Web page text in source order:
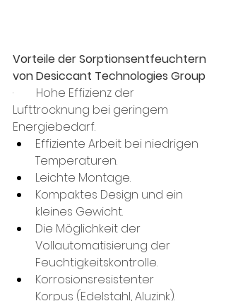
Vorteile der Sorptionsentfeuchtern
von Desiccant Technologies Group
·        Hohe Effizienz der
Lufttrocknung bei geringem
Energiebedarf.
Effiziente Arbeit bei niedrigen
Temperaturen.
Leichte Montage.
Kompaktes Design und ein
kleines Gewicht.
Die Möglichkeit der
Vollautomatisierung der
Feuchtigkeitskontrolle.
Korrosionsresistenter
Korpus (Edelstahl, Aluzink).